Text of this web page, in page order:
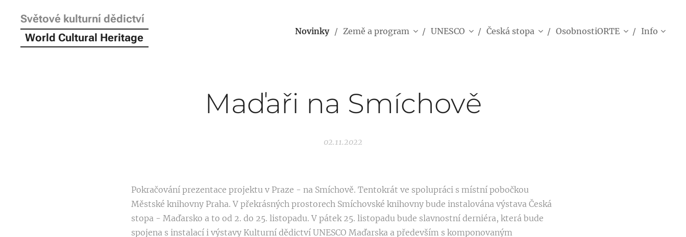
Světové kulturní dědictví
World Cultural Heritage
Novinky Země a program UNESCO Česká stopa OsobnostiORTE Info
Maďaři na Smíchově
02.11.2022
Pokračování prezentace projektu v Praze - na Smíchově. Tentokrát ve spolupráci s místní pobočkou
Městské knihovny Praha. V překrásných prostorech Smíchovské knihovny bude instalována výstava Česká
stopa - Maďarsko a to od 2. do 25. listopadu. V pátek 25. listopadu bude slavnostní derniéra, která bude
spojena s instalací i výstavy Kulturní dědictví UNESCO Maďarska a především s komponovaným